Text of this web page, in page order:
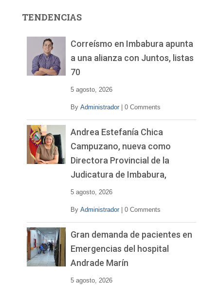
d
TENDENCIAS
Correísmo en Imbabura apunta
a una alianza con Juntos, listas
70
5 agosto, 2026
By Administrador 0 Comments
Andrea Estefanía Chica
Campuzano, nueva como
Directora Provincial de la
Judicatura de Imbabura,
5 agosto, 2026
By Administrador 0 Comments
Gran demanda de pacientes en
Emergencias del hospital
Andrade Marín
5 agosto, 2026